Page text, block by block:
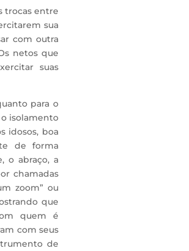
trocas entre
sua
com outra
netos que
suas
para o
isolamento
idosos, boa
de forma
o abraço, a
chamadas
zoom” ou
que
quem é
com seus
de